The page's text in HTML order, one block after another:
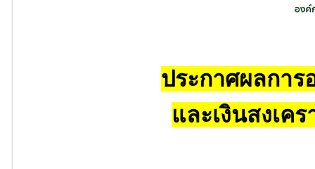
ประกาศผลกา
และเงินสงเค